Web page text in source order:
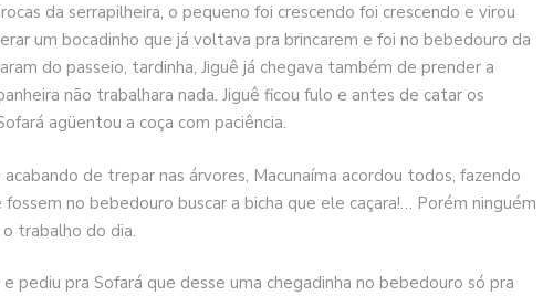
da serrapilheira, o pequeno foi crescendo foi crescendo e virou
um bocadinho que já voltava pra brincarem e foi no bebedouro da
do passeio, tardinha, Jiguê já chegava também de prender a
não trabalhara nada. Jiguê ficou fulo e antes de catar os
agüentou a coça com paciência.
de trepar nas árvores, Macunaíma acordou todos, fazendo
no bebedouro buscar a bicha que ele caçara!… Porém ninguém
trabalho do dia.
pediu pra Sofará que desse uma chegadinha no bebedouro só pra